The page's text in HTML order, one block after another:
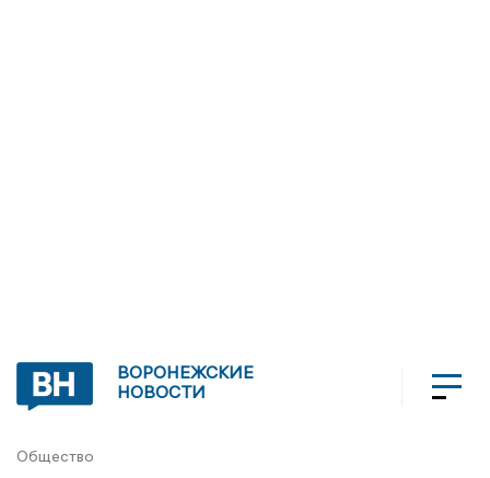
ВОРОНЕЖСКИЕ
НОВОСТИ
Общество